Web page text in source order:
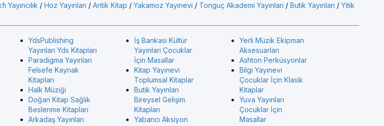
Yayıncılık / Hoz Yayınları / Antik Kitap / Yakamoz Yayınevi / Tonguç Akademi Yayınları / Butik Yayınları / Yitik
YdsPublishing
Yayınları Yds Kitapları
Paradigma Yayınları
Felsefe Kaynak
Kitapları
Halk Müziği
Doğan Kitap Sağlık
Beslenme Kitapları
Arkadaş Yayınları
İş Bankası Kültür
Yayınları Çocuklar
İçin Masallar
Kitap Yayınevi
Toplumsal Kitaplar
Butik Yayınları
Bireysel Gelişim
Kitapları
Yabancı Aksiyon
Yerli Müzik Ekipman
Aksesuarları
Ashton Perküsyonlar
Bilgi Yayınevi
Çocuklar İçin Klasik
Kitaplar
Yuva Yayınları
Çocuklar İçin
Masallar